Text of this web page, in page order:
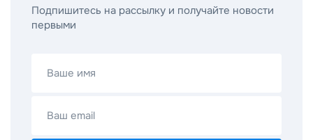
Подпишитесь на рассылку и получайте новости
первыми
Ваше имя
Ваш email